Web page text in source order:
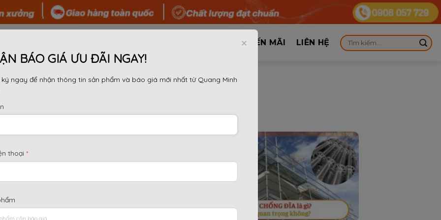
TÔI KHUYẾN MÃI LIÊN HỆ
Lưu trữ danh mục:Tin tức
BÁO GIÁ ƯU ĐÃI NGAY!
ngay để nhận thông tin sản phẩm và báo giá mới nhất từ Quang Minh
thoại *